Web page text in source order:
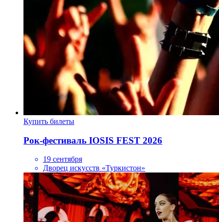
Купить билеты
Рок-фестиваль IOSIS FEST 2026
19 сентября
Дворец искусств «Туркистон»